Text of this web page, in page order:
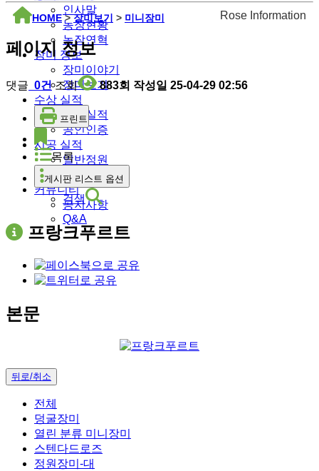
인사말
농장현황
농장연혁
장미 정보
장미이야기
장미보기
수상 실적
수상실적
공인인증
시공 실적
일반정원
정부조달
커뮤니티
공지사항
Q&A
HOME>장미보기 > 미니장미 Rose Information
페이지 정보
댓글 0건 조회 883회 작성일 25-04-29 02:56
프린트
목록
게시판 리스트 옵션
검색
프랑크푸르트
본문
뒤로/취소
전체
덩굴장미
열린 분류 미니장미
스텐다드로즈
정원장미-대